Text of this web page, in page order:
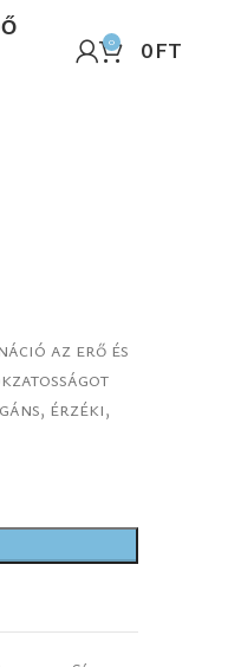
0 0FT
az erő és
érzéki,